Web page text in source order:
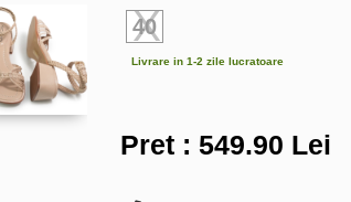
40
Livrare in 1-2 zile lucratoare
Pret : 549.90 Lei